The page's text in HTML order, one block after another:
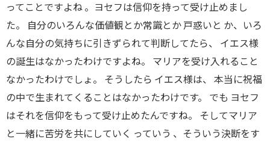
ってことですよね 。ヨセフは信仰を持って受け止めまし
た。 自分のいろんな価値観とか常識とか 戸惑いと か、いろ
んな自分の気持ちに引きずられて判断してたら、 イエス様
の誕生はなかったわけですよね。 マリアを受け入れること
なかったわけでしょ。 そうしたら イエス様は、 本当に祝福
の中で生まれてくることはなかったわけです。 でも ヨセフ
はそれを信仰をもって受け止めたんですね。 そしてマリア
と一緒に苦労を共にしていく っていう 、そういう決断をす